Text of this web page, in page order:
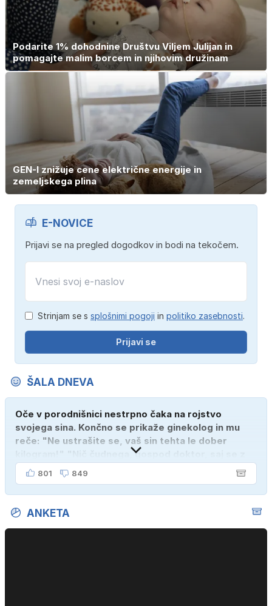
Podarite 1% dohodnine Društvu Viljem Julijan in
pomagajte malim borcem in njihovim družinam
GEN-I znižuje cene električne energije in
zemeljskega plina
E-NOVICE
Prijavi se na pregled dogodkov in bodi na tekočem.
Strinjam se s splošnimi pogoji in politiko zasebnosti.
Prijavi se
ŠALA DNEVA
Oče v porodnišnici nestrpno čaka na rojstvo
svojega sina. Končno se prikaže ginekolog in mu
reče: "Ne ustrašite se, vaš sin tehta le dober
kilogram!" "Nič čudnega, gospod doktor, saj se z
ženo poznava šele tri mesece."
801 849
ANKETA